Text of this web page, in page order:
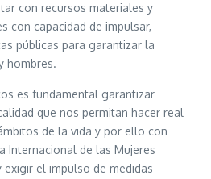
con recursos materiales y
con capacidad de impulsar,
públicas para garantizar la
hombres.
es fundamental garantizar
que nos permitan hacer real
de la vida y por ello con
Internacional de las Mujeres
el impulso de medidas